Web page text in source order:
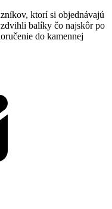
ktorí si objednávajú
balíky čo najskôr po
do kamennej